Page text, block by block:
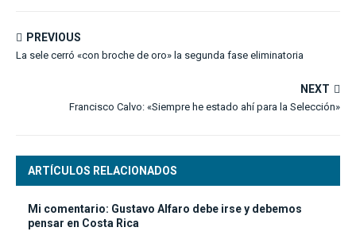
PREVIOUS
La sele cerró «con broche de oro» la segunda fase eliminatoria
NEXT
Francisco Calvo: «Siempre he estado ahí para la Selección»
ARTÍCULOS RELACIONADOS
Mi comentario: Gustavo Alfaro debe irse y debemos
pensar en Costa Rica